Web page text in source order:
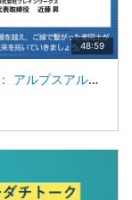
48:59
名誉教授と経営者のトモダチトークゲスト： アルプスアルパイン株式会社 代表取締役社長 CEO 泉 英男 氏